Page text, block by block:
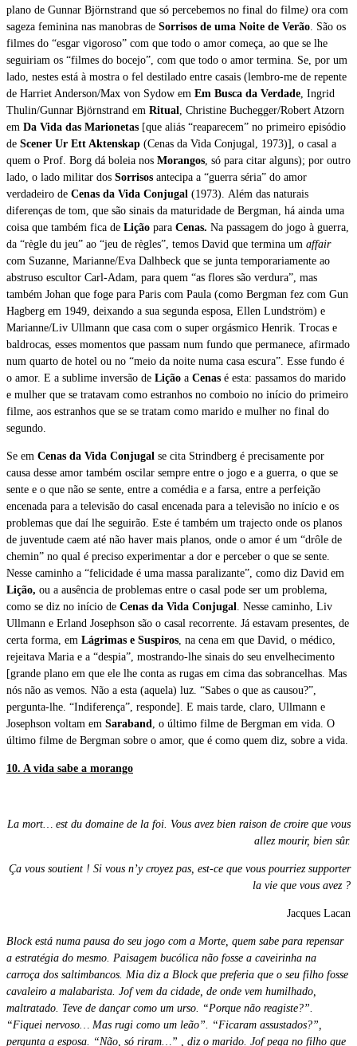
plano de Gunnar Björnstrand que só percebemos no final do filme) ora com
sageza feminina nas manobras de Sorrisos de uma Noite de Verão . São os
filmes do “esgar vigoroso” com que todo o amor começa, ao que se lhe
seguiriam os “filmes do bocejo”, com que todo o amor termina. Se, por um
lado, nestes está à mostra o fel destilado entre casais (lembro-me de repente
de Harriet Anderson/Max von Sydow em Em Busca da Verdade , Ingrid
Thulin/Gunnar Björnstrand em Ritual
, Christine Buchegger/Robert Atzorn
em Da Vida das Marionetas [que aliás “reaparecem” no primeiro episódio
de Scener Ur Ett Aktenskap (Cenas da Vida Conjugal, 1973)], o casal a
quem o Prof. Borg dá boleia nos Morangos só para citar alguns); por outro
lado, o lado militar dos Sorrisos antecipa a “guerra séria” do amor
verdadeiro de Cenas da Vida Conjugal (1973). Além das naturais
diferenças de tom, que são sinais da maturidade de Bergman, há ainda uma
coisa que também fica de Lição para Cenas. Na passagem do jogo à guerra,
da “règle du jeu” ao “jeu de règles”, temos David que termina um affair
com Suzanne, Marianne/Eva Dalhbeck que se junta temporariamente ao
abstruso escultor Carl-Adam, para quem “as flores são verdura”, mas
também Johan que foge para Paris com Paula (como Bergman fez com Gun
Hagberg em 1949, deixando a sua segunda esposa, Ellen Lundström) e
Marianne/Liv Ullmann que casa com o super orgásmico Henrik. Trocas e
baldrocas, esses momentos que passam num fundo que permanece, afirmado
num quarto de hotel ou no “meio da noite numa casa escura”. Esse fundo é
o amor. E a sublime inversão de Lição a Cenas é esta: passamos do marido
e mulher que se tratavam como estranhos no comboio no início do primeiro
filme, aos estranhos que se se tratam como marido e mulher no final do
segundo.
Se em Cenas da Vida Conjugal se cita Strindberg é precisamente por
causa desse amor também oscilar sempre entre o jogo e a guerra, o que se
sente e o que não se sente, entre a comédia e a farsa, entre a perfeição
encenada para a televisão do casal encenada para a televisão no início e os
problemas que daí lhe seguirão. Este é também um trajecto onde os planos
de juventude caem até não haver mais planos, onde o amor é um “drôle de
chemin” no qual é preciso experimentar a dor e perceber o que se sente.
Nesse caminho a “felicidade é uma massa paralizante”, como diz David em
Lição, ou a ausência de problemas entre o casal pode ser um problema,
como se diz no início de Cenas da Vida Conjugal
. Nesse caminho, Liv
Ullmann e Erland Josephson são o casal recorrente. Já estavam presentes, de
certa forma, em Lágrimas e Suspiros , na cena em que David, o médico,
rejeitava Maria e a “despia”, mostrando-lhe sinais do seu envelhecimento
[grande plano em que ele lhe conta as rugas em cima das sobrancelhas. Mas
nós não as vemos. Não a esta (aquela) luz. “Sabes o que as causou?”,
pergunta-lhe. “Indiferença”, responde]. E mais tarde, claro, Ullmann e
Josephson voltam em Saraband
, o último filme de Bergman em vida. O
último filme de Bergman sobre o amor, que é como quem diz, sobre a vida.
10. A vida sabe a morango
La mort… est du domaine de la foi. Vous avez bien raison de croire que vous
allez mourir, bien sûr.
Ça vous soutient ! Si vous n’y croyez pas, est-ce que vous pourriez supporter
la vie que vous avez ?
Jacques Lacan
Block está numa pausa do seu jogo com a Morte, quem sabe para repensar
a estratégia do mesmo. Paisagem bucólica não fosse a caveirinha na
carroça dos saltimbancos. Mia diz a Block que preferia que o seu filho fosse
cavaleiro a malabarista. Jof vem da cidade, de onde vem humilhado,
maltratado. Teve de dançar como um urso. “Porque não reagiste?”.
“Fiquei nervoso… Mas rugi como um leão”. “Ficaram assustados?”,
pergunta a esposa. “Não, só riram…” , diz o marido. Jof pega no filho que